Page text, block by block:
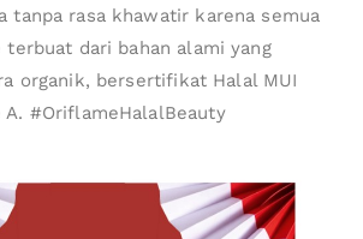
tanpa rasa khawatir karena semua
dari bahan alami yang
organik, bersertifikat Halal MUI
A. #OriflameHalalBeauty